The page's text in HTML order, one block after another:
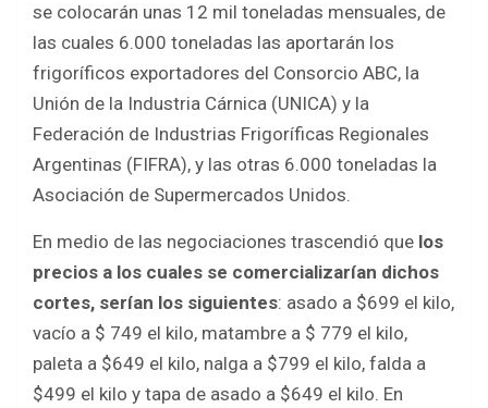
se colocarán unas 12 mil toneladas mensuales, de
las cuales 6.000 toneladas las aportarán los
frigoríficos exportadores del Consorcio ABC, la
Unión de la Industria Cárnica (UNICA) y la
Federación de Industrias Frigoríficas Regionales
Argentinas (FIFRA), y las otras 6.000 toneladas la
Asociación de Supermercados Unidos.
En medio de las negociaciones trascendió que los
precios a los cuales se comercializarían dichos
cortes, serían los siguientes: asado a $699 el kilo,
vacío a $ 749 el kilo, matambre a $ 779 el kilo,
paleta a $649 el kilo, nalga a $799 el kilo, falda a
$499 el kilo y tapa de asado a $649 el kilo. En